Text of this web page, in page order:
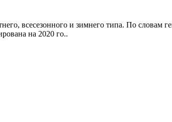
всесезонного и зимнего типа. По словам
на 2020 го..